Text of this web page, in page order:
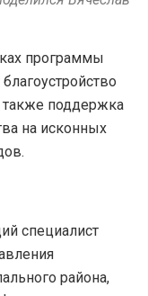
программы
также поддержка
на исконных
специалист
района,